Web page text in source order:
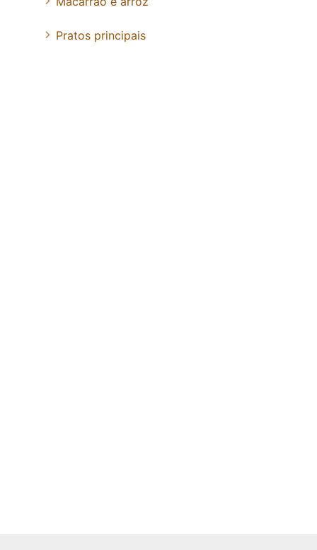
Pratos principais